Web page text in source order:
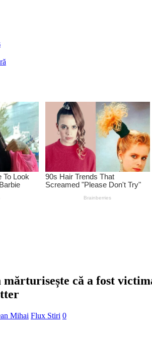
mărturisește că a fost
Mihai Flux Stiri 0